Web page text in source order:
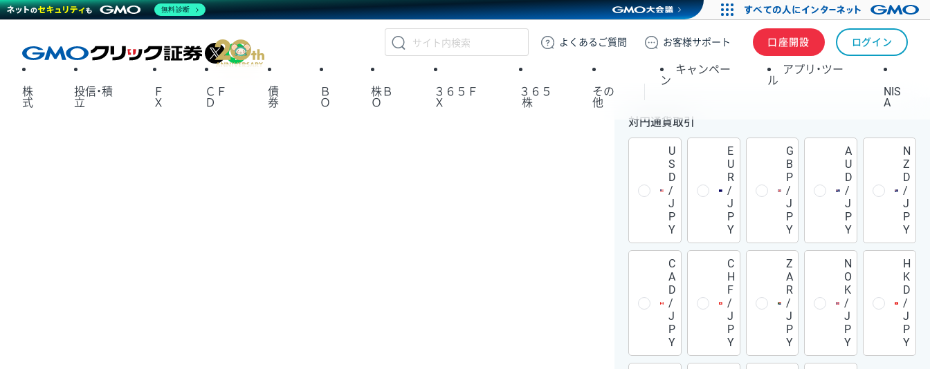
GMOクリック証券
よくある ご質問 お客様サポート 口座開設 ログイン
X
株
式
投信・積
立
Ｆ
Ｘ
ＣＦ
Ｄ
債
券
Ｂ
Ｏ
株Ｂ
Ｏ
３６５Ｆ
Ｘ
３６５
株
その
他
キャンペー
ン
アプリ・ツー
ル
NIS
A
対円通貨取引
U
S
D
/
J
P
Y
E
U
R
/
J
P
Y
G
B
P
/
J
P
Y
A
U
D
/
J
P
Y
N
Z
D
/
J
P
Y
C
A
D
/
J
P
Y
C
H
F
/
J
P
Y
Z
A
R
/
J
P
Y
N
O
K
/
J
P
Y
H
K
D
/
J
P
Y
無料診断